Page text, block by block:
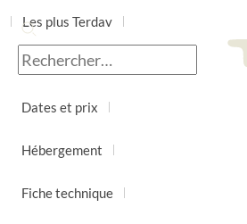
Les plus Terdav
Jour par jour
Dates et prix
Hébergement
Fiche technique